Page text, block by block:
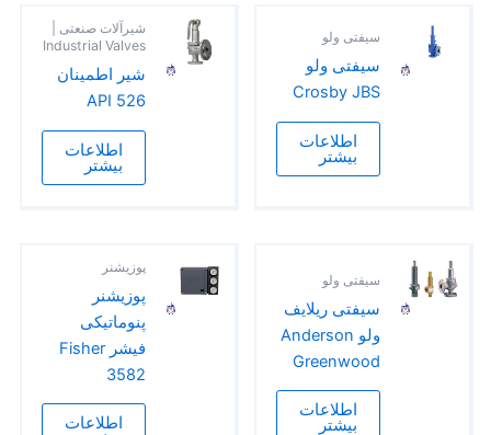
سیفتی ولو
سیفتی ولو
Crosby JBS
اطلاعات
شیرآلات صنعتی |
Industrial Valves
شیر اطمینان
API 526
اطلاعات
سیفتی ولو
سیفتی ریلایف
ولو Anderson
Greenwood
اطلاعات
پوزیشنر
پوزیشنر
پنوماتیکی
فیشر Fisher
اطلاعات